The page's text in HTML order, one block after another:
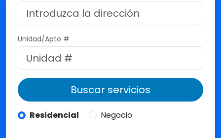
Unidad/Apto #
Buscar servicios
Residencial Negocio